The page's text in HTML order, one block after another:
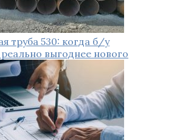
труба 530: когда б/у
выгоднее нового